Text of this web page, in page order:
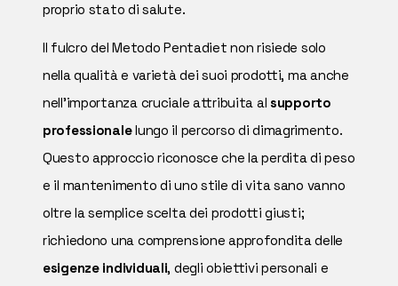
proprio stato di salute.
Il fulcro del Metodo Pentadiet non risiede solo
nella qualità e varietà dei suoi prodotti, ma anche
nell'importanza cruciale attribuita alsupporto
professionalelungo il percorso di dimagrimento.
Questo approccio riconosce che la perdita di peso
e il mantenimento di uno stile di vita sano vanno
oltre la semplice scelta dei prodotti giusti;
richiedono una comprensione approfondita delle
esigenze individuali, degli obiettivi personali e